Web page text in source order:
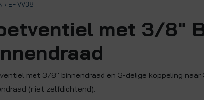
› EF VV38
met 3/8"
met 3/8" binnendraad en 3-delige koppeling naar
(niet zelfdichtend).